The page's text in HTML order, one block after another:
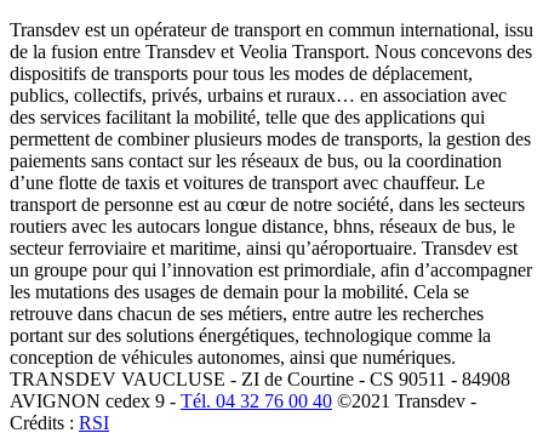
Transdev est un opérateur de transport en commun international, issu
de la fusion entre Transdev et Veolia Transport. Nous concevons des
dispositifs de transports pour tous les modes de déplacement,
publics, collectifs, privés, urbains et ruraux… en association avec
des services facilitant la mobilité, telle que des applications qui
permettent de combiner plusieurs modes de transports, la gestion des
paiements sans contact sur les réseaux de bus, ou la coordination
d’une flotte de taxis et voitures de transport avec chauffeur. Le
transport de personne est au cœur de notre société, dans les secteurs
routiers avec les autocars longue distance, bhns, réseaux de bus, le
secteur ferroviaire et maritime, ainsi qu’aéroportuaire. Transdev est
un groupe pour qui l’innovation est primordiale, afin d’accompagner
les mutations des usages de demain pour la mobilité. Cela se
retrouve dans chacun de ses métiers, entre autre les recherches
portant sur des solutions énergétiques, technologique comme la
conception de véhicules autonomes, ainsi que numériques.
TRANSDEV VAUCLUSE - ZI de Courtine - CS 90511 - 84908
AVIGNON cedex 9 - Tél. 04 32 76 00 40 ©2021 Transdev -
Crédits : RSI